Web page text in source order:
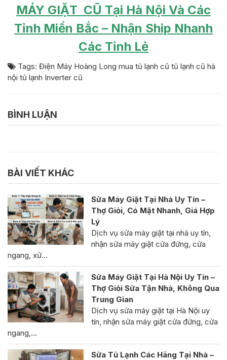
MÁY GIẶT CŨ Tại Hà Nội Và Các
Tỉnh Miền Bắc – Nhận Ship Nhanh
Các Tỉnh Lẻ
Tags: Điện Máy Hoàng Long mua tủ lạnh cũ tủ lạnh cũ hà
nội tủ lạnh Inverter cũ
BÌNH LUẬN
BÀI VIẾT KHÁC
Sửa Máy Giặt Tại Nhà Uy Tín –
Thợ Giỏi, Có Mặt Nhanh, Giá Hợp
Lý
Dịch vụ sửa máy giặt tại nhà uy tín,
nhận sửa máy giặt cửa đứng, cửa
ngang, xử…
Sửa Máy Giặt Tại Hà Nội Uy Tín –
Thợ Giỏi Sửa Tận Nhà, Không Qua
Trung Gian
Dịch vụ sửa máy giặt tại Hà Nội uy
tín, nhận sửa máy giặt cửa đứng, cửa
ngang,…
Sửa Tủ Lạnh Các Hãng Tại Nhà –